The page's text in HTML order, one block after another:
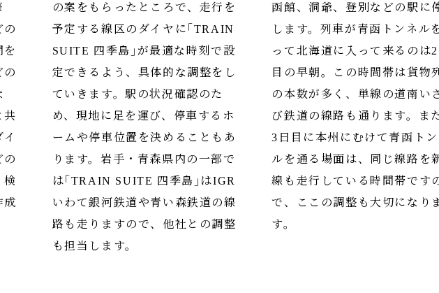
の
を
の
共
の
検
成
の案をもらったところで、走行を
予定する線区のダイヤに｢TRAIN
SUITE 四季島｣が最適な時刻で設
定できるよう、具体的な調整をし
ていきます。駅の状況確認のた
め、現地に足を運び、停車するホ
ームや停車位置を決めることもあ
ります。岩手・青森県内の一部で
は｢TRAIN SUITE 四季島｣はIGR
いわて銀河鉄道や青い森鉄道の線
路も走りますので、他社との調整
も担当します。
函館、洞爺、登別などの駅に
します。列車が青函トンネル
って北海道に入って来るのは2
目の早朝。この時間帯は貨物
の本数が多く、単線の道南い
び鉄道の線路も通ります。ま
3日目に本州にむけて青函トン
ルを通る場面は、同じ線路を
線も走行している時間帯です
で、ここの調整も大切になり
す。